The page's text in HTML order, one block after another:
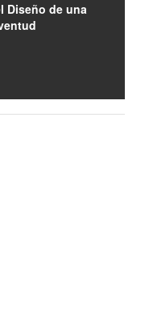
Diseño de una